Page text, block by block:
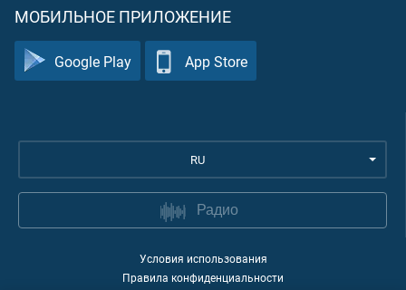
МОБИЛЬНОЕ ПРИЛОЖЕНИЕ
Google Play App Store
RU
Радио
Условия использования
Правила конфиденциальности